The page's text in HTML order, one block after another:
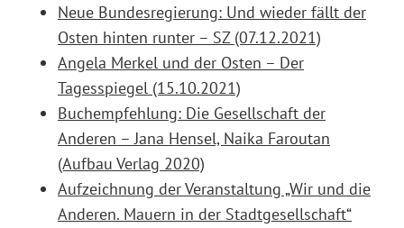
Neue Bundesregierung: Und wieder fällt der
Osten hinten runter – SZ (07.12.2021)
Angela Merkel und der Osten – Der
Tagesspiegel (15.10.2021)
Buchempfehlung: Die Gesellschaft der
Anderen – Jana Hensel, Naika Faroutan
(Aufbau Verlag 2020)
Aufzeichnung der Veranstaltung „Wir und die
Anderen. Mauern in der Stadtgesellschaft“